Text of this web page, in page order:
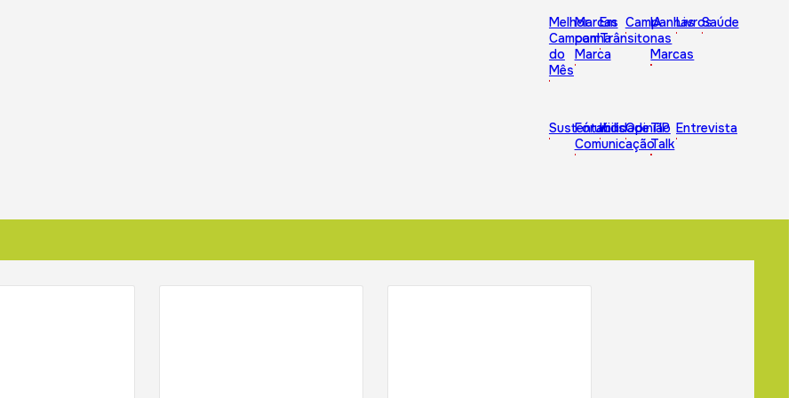
Melhor
Campanha
do
Mês
Marcas
com
Marca
Em
Trânsito
Campanhas
IA
nas
Marcas
LivrosSaúde
Sustentabilidade
Fórum
Comunicação
KidsOpinião
TIP
Talk
Entrevista